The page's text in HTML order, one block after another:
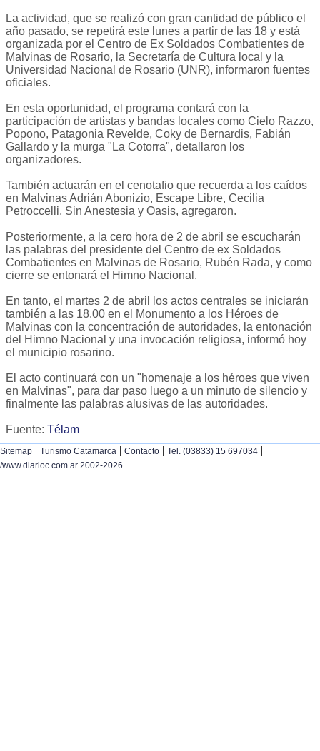
La actividad, que se realizó con gran cantidad de público el
año pasado, se repetirá este lunes a partir de las 18 y está
organizada por el Centro de Ex Soldados Combatientes de
Malvinas de Rosario, la Secretaría de Cultura local y la
Universidad Nacional de Rosario (UNR), informaron fuentes
oficiales.
En esta oportunidad, el programa contará con la
participación de artistas y bandas locales como Cielo Razzo,
Popono, Patagonia Revelde, Coky de Bernardis, Fabián
Gallardo y la murga "La Cotorra", detallaron los
organizadores.
También actuarán en el cenotafio que recuerda a los caídos
en Malvinas Adrián Abonizio, Escape Libre, Cecilia
Petroccelli, Sin Anestesia y Oasis, agregaron.
Posteriormente, a la cero hora de 2 de abril se escucharán
las palabras del presidente del Centro de ex Soldados
Combatientes en Malvinas de Rosario, Rubén Rada, y como
cierre se entonará el Himno Nacional.
En tanto, el martes 2 de abril los actos centrales se iniciarán
también a las 18.00 en el Monumento a los Héroes de
Malvinas con la concentración de autoridades, la entonación
del Himno Nacional y una invocación religiosa, informó hoy
el municipio rosarino.
El acto continuará con un "homenaje a los héroes que viven
en Malvinas", para dar paso luego a un minuto de silencio y
finalmente las palabras alusivas de las autoridades.
Fuente: Télam
Sitemap | Turismo Catamarca | Contacto | Tel. (03833) 15 697034 |
/www.diarioc.com.ar 2002-2026